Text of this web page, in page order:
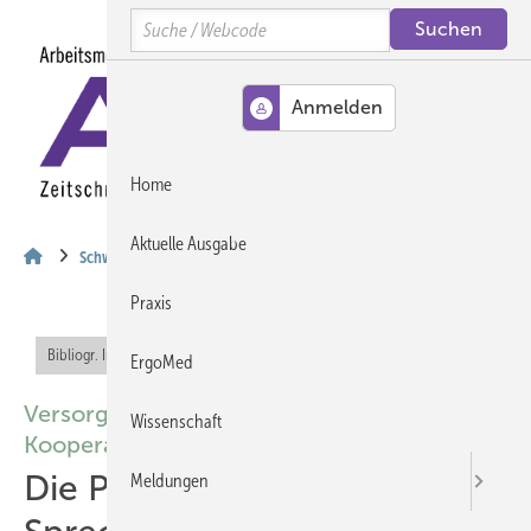
Schwerpunkt
Bibliogr. Info (RIS)
Versorgungssektoren übergreifende
Kooperation
Die Psychosomatische
Search
Home
Aktuelle Ausgabe
Praxis
ErgoMed
Wissenschaft
Meldungen